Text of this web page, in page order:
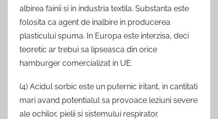
albirea fainii si in industria textila. Substanta este
folosita ca agent de inalbire in producerea
plasticului spuma. In Europa este interzisa, deci
teoretic ar trebui sa lipseasca din orice
hamburger comercializat in UE.
(4) Acidul sorbic este un puternic iritant, in cantitati
mari avand potentialul sa provoace leziuni severe
ale ochilor, pielii si sistemului respirator.